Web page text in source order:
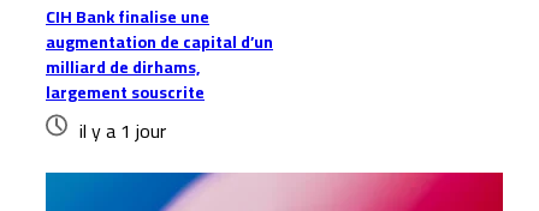
CIH Bank finalise une
augmentation de capital d’un
milliard de dirhams,
largement souscrite
il y a 1 jour